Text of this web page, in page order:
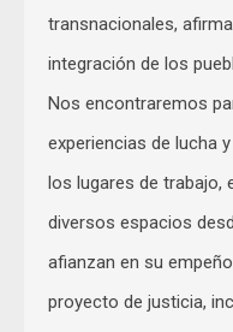
transnacionales,
integración de los
Nos encontraremos
experiencias de lucha
los lugares de trabajo,
diversos espacios
afianzan en su
proyecto de justicia,